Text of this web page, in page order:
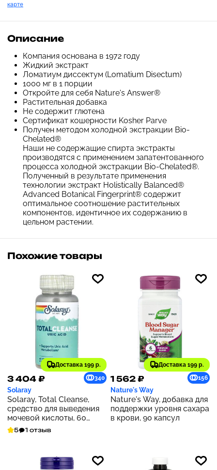
карте
Описание
Компания основана в 1972 году
Жидкий экстракт
Ломатиум диссектум (Lomatium Disectum)
1000 мг в 1 порции
Откройте для себя Nature's Answer®
Растительная добавка
Не содержит глютена
Сертификат кошерности Kosher Parve
Получен методом холодной экстракции Bio-
Chelated®
Наши не содержащие спирта экстракты
производятся с применением запатентованного
процесса холодной экстракции Bio-Chelated®.
Полученный в результате применения
технологии экстракт Holistically Balanced®
Advanced Botanical Fingerprint® содержит
оптимальное соотношение растительных
компонентов, идентичное их содержанию в
цельном растении.
Похожие товары
Доставка 199 р.
3 404 ₽ 340
Solaray
Solaray, Total Cleanse,
средство для выведения
мочевой кислоты, 60
растительных капсул
5 1 отзыв
Доставка 199 р.
1 562 ₽ 156
Nature's Way
Nature's Way, добавка для
поддержки уровня сахара
в крови, 90 капсул